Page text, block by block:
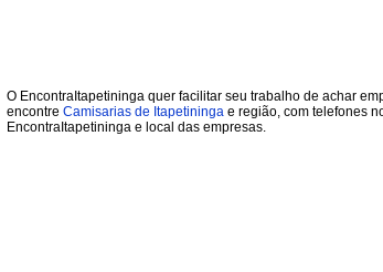
O EncontraItapetininga quer facilitar seu trabalho de achar
encontre Camisarias de Itapetininga e região, com telefones
EncontraItapetininga e local das empresas.